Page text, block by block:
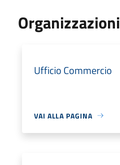
Organizzazioni
Ufficio Commercio
VAI ALLA PAGINA